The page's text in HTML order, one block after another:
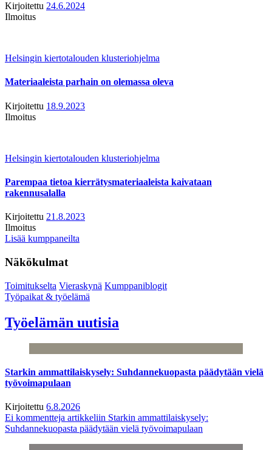
Kirjoitettu 24.6.2024
Ilmoitus
Helsingin kiertotalouden klusteriohjelma
Materiaaleista parhain on olemassa oleva
Kirjoitettu 18.9.2023
Ilmoitus
Helsingin kiertotalouden klusteriohjelma
Parempaa tietoa kierrätysmateriaaleista kaivataan
rakennusalalla
Kirjoitettu 21.8.2023
Ilmoitus
Lisää kumppaneilta
Näkökulmat
Toimitukselta Vieraskynä Kumppaniblogit
Työpaikat & työelämä
Työelämän uutisia
Starkin ammattilaiskysely: Suhdannekuopasta päädytään vielä
työvoimapulaan
Kirjoitettu 6.8.2026
Ei kommentteja artikkeliin Starkin ammattilaiskysely:
Suhdannekuopasta päädytään vielä työvoimapulaan